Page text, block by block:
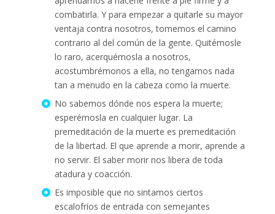
combatirla. Y para empezar a quitarle su mayor
ventaja contra nosotros, tomemos el camino
contrario al del común de la gente. Quitémosle
lo raro, acerquémosla a nosotros,
acostumbrémonos a ella, no tengamos nada
tan a menudo en la cabeza como la muerte.
No sabemos dónde nos espera la muerte;
esperémosla en cualquier lugar. La
premeditación de la muerte es premeditación
de la libertad. El que aprende a morir, aprende a
no servir. El saber morir nos libera de toda
atadura y coacción.
Es imposible que no sintamos ciertos
escalofríos de entrada con semejantes